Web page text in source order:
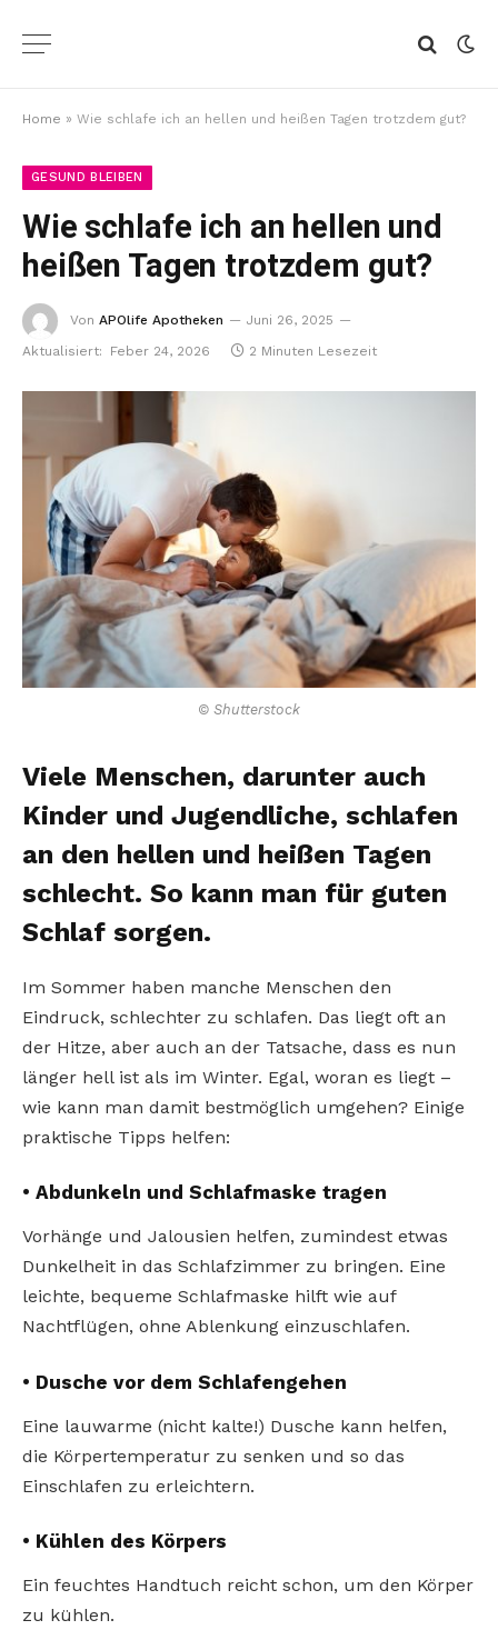
Home » Wie schlafe ich an hellen und heißen Tagen trotzdem gut?
GESUND BLEIBEN
Wie schlafe ich an hellen und
heißen Tagen trotzdem gut?
Von APOlife Apotheken
Juni 26, 2025
Aktualisiert:
Feber 24, 2026 2 Minuten Lesezeit
© Shutterstock
Viele Menschen, darunter auch
Kinder und Jugendliche, schlafen
an den hellen und heißen Tagen
schlecht. So kann man für guten
Schlaf sorgen.
Im Sommer haben manche Menschen den
Eindruck, schlechter zu schlafen. Das liegt oft an
der Hitze, aber auch an der Tatsache, dass es nun
länger hell ist als im Winter. Egal, woran es liegt –
wie kann man damit bestmöglich umgehen? Einige
praktische Tipps helfen:
• Abdunkeln und Schlafmaske tragen
Vorhänge und Jalousien helfen, zumindest etwas
Dunkelheit in das Schlafzimmer zu bringen. Eine
leichte, bequeme Schlafmaske hilft wie auf
Nachtflügen, ohne Ablenkung einzuschlafen.
• Dusche vor dem Schlafengehen
Eine lauwarme (nicht kalte!) Dusche kann helfen,
die Körpertemperatur zu senken und so das
Einschlafen zu erleichtern.
• Kühlen des Körpers
Ein feuchtes Handtuch reicht schon, um den Körper
zu kühlen.